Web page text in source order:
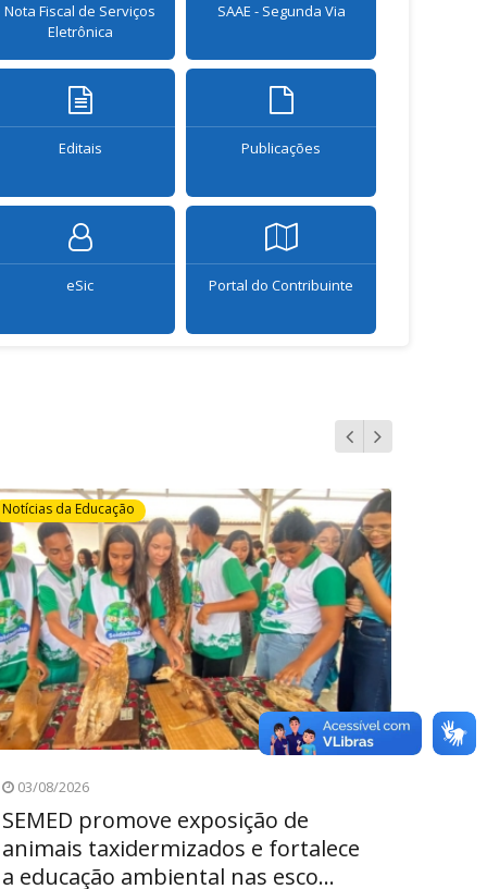
continuidade às entregas de
para est...
Nota Fiscal de Serviços
Eletrônica
SAAE - Segunda Via
Editais Publicações
eSic Portal do Contribuinte
Notícias da Educação
03/08/2026
SEMED promove exposição de
animais taxidermizados e fortalece
a educação ambiental nas esco...